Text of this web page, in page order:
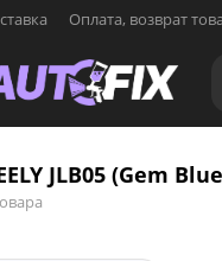
Оплата, возврат
JLB05 (Gem